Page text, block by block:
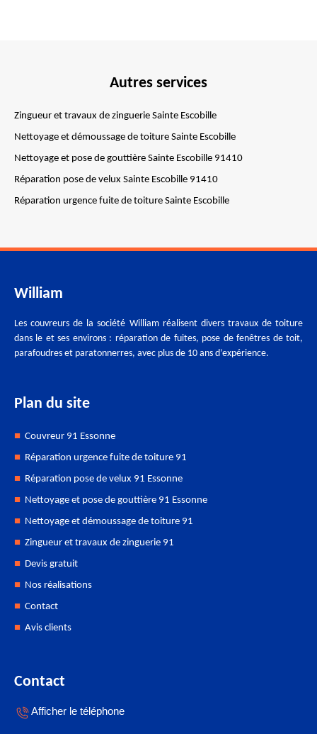
Autres services
Zingueur et travaux de zinguerie Sainte Escobille
Nettoyage et démoussage de toiture Sainte Escobille
Nettoyage et pose de gouttière Sainte Escobille 91410
Réparation pose de velux Sainte Escobille 91410
Réparation urgence fuite de toiture Sainte Escobille
William
Les couvreurs de la société William réalisent divers travaux de toiture
dans le et ses environs : réparation de fuites, pose de fenêtres de toit,
parafoudres et paratonnerres, avec plus de 10 ans d’expérience.
Plan du site
Couvreur 91 Essonne
Réparation urgence fuite de toiture 91
Réparation pose de velux 91 Essonne
Nettoyage et pose de gouttière 91 Essonne
Nettoyage et démoussage de toiture 91
Zingueur et travaux de zinguerie 91
Devis gratuit
Nos réalisations
Contact
Avis clients
Contact
Afficher le téléphone